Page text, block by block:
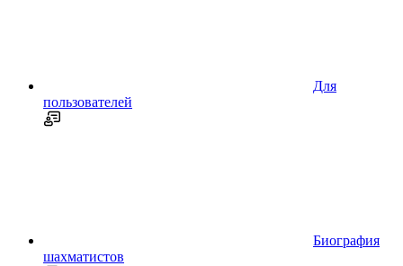
Для
пользователей
Биография
шахматистов